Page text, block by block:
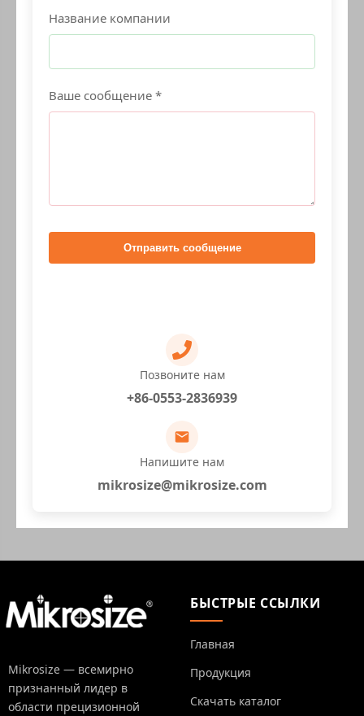
Название компании
Ваше сообщение *
Отправить сообщение
Позвоните нам
+86-0553-2836939
Напишите нам
mikrosize@mikrosize.com
Mikrosize — всемирно
признанный лидер в
области прецизионной
БЫСТРЫЕ ССЫЛКИ
Главная
Продукция
Скачать каталог